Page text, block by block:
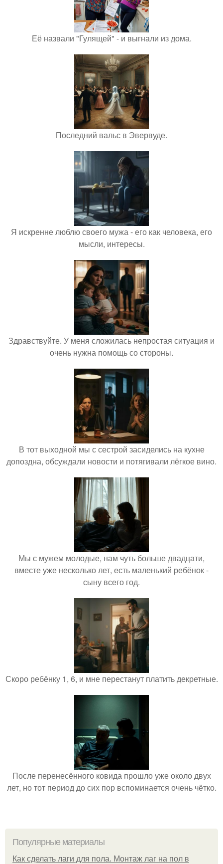
Её назвали "Гулящей" - и выгнали из дома.
Последний вальс в Эвервуде.
Я искренне люблю своего мужа - его как человека, его
мысли, интересы.
Здравствуйте. У меня сложилась непростая ситуация и
очень нужна помощь со стороны.
В тот выходной мы с сестрой засиделись на кухне
допоздна, обсуждали новости и потягивали лёгкое вино.
Мы с мужем молодые, нам чуть больше двадцати,
вместе уже несколько лет, есть маленький ребёнок -
сыну всего год.
Скоро ребёнку 1, 6, и мне перестанут платить декретные.
После перенесённого ковида прошло уже около двух
лет, но тот период до сих пор вспоминается очень чётко.
Популярные материалы
Как сделать лаги для пола. Монтаж лаг на пол в